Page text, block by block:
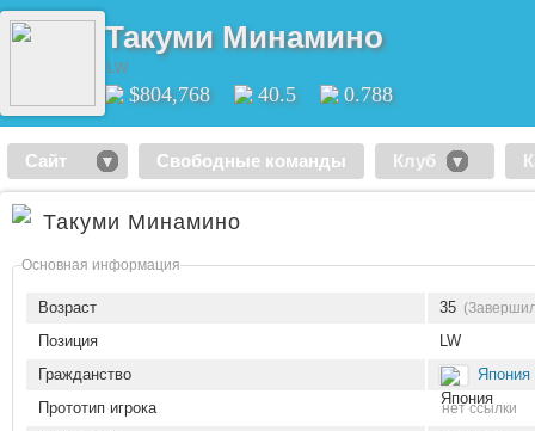
Такуми Минамино
LW
$804,768 40.5 0.788
Сайт Свободные команды Клуб
Такуми Минамино
Основная информация
Возраст 35
Позиция
LW
Гражданство
Япония
Прототип игрока
нет ссылки